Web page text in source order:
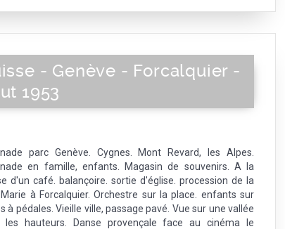
- Genève - Forcalquier -
1953
parc Genève. Cygnes. Mont Revard, les Alpes.
en famille, enfants. Magasin de souvenirs. A la
d'un café. balançoire. sortie d'église. procession de la
à Forcalquier. Orchestre sur la place. enfants sur
à pédales. Vieille ville, passage pavé. Vue sur une vallée
les hauteurs. Danse provençale face au cinéma le